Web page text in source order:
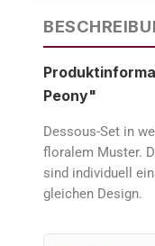
Peony"
Dessous-Set in
floralem Muster.
sind individuell
gleichen Design.